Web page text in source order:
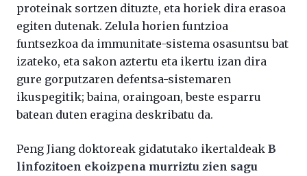
proteinak sortzen dituzte, eta horiek dira erasoa
egiten dutenak. Zelula horien funtzioa
funtsezkoa da immunitate-sistema osasuntsu bat
izateko, eta sakon aztertu eta ikertu izan dira
gure gorputzaren defentsa-sistemaren
ikuspegitik; baina, oraingoan, beste esparru
batean duten eragina deskribatu da.
Peng Jiang doktoreak gidatutako ikertaldeak B
linfozitoen ekoizpena murriztu zien sagu